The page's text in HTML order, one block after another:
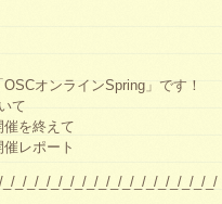
行)
オンラインSpring」です！
て
を終えて
レポート
_/_/_/_/_/_/_/_/_/_/_/_/_/_/_/_/_/